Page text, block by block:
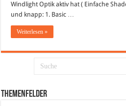
Windlight Optik aktiv hat ( Einfache
und knapp: 1. Basic …
Weiterlesen »
Themenfelder